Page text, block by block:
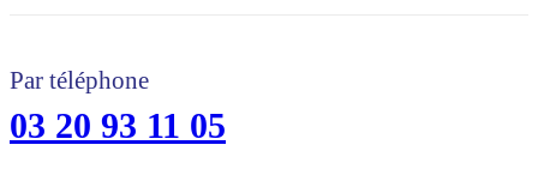
Par téléphone
03 20 93 11 05